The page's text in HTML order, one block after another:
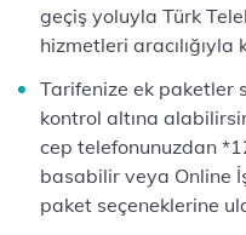
geçiş yoluyla Türk
hizmetleri aracılığıyla
Tarifenize ek paketler
kontrol altına
cep telefonunuzdan
basabilir veya Online
paket seçeneklerine